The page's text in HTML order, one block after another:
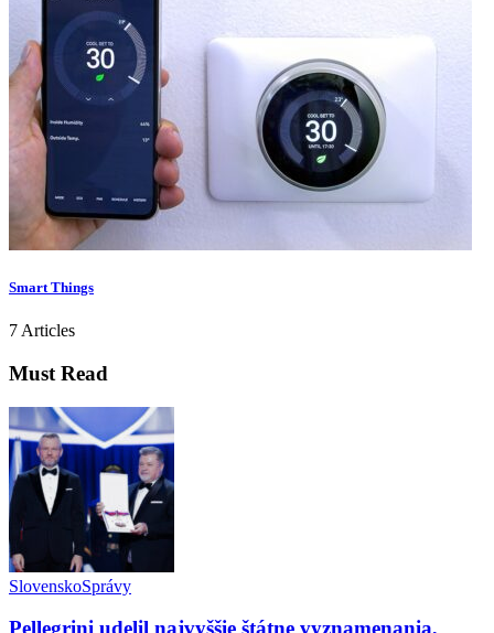
Smart Things
7 Articles
Must Read
SlovenskoSprávy